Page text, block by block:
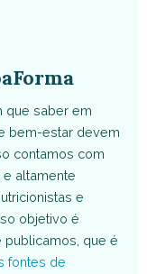
que saber em
bem-estar devem
contamos com
altamente
e
objetivo é
publicamos, que é
fontes de